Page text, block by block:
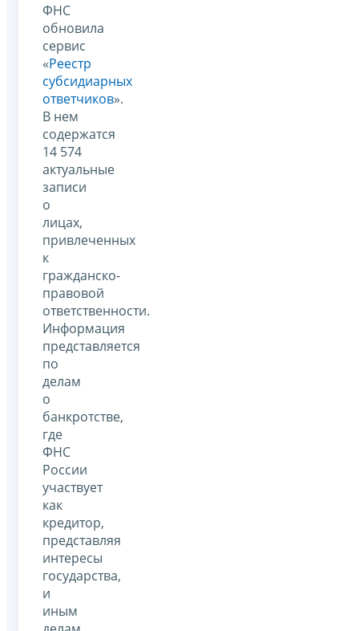
ФНС
обновила
сервис
«Реестр
субсидиарных
ответчиков».
В нем
содержатся
14 574
актуальные
записи
о
лицах,
привлеченных
к
гражданско-
правовой
ответственности.
Информация
представляется
по
делам
о
банкротстве,
где
ФНС
России
участвует
как
кредитор,
представляя
интересы
государства,
и
иным